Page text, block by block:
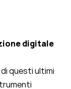
digitale
questi ultimi